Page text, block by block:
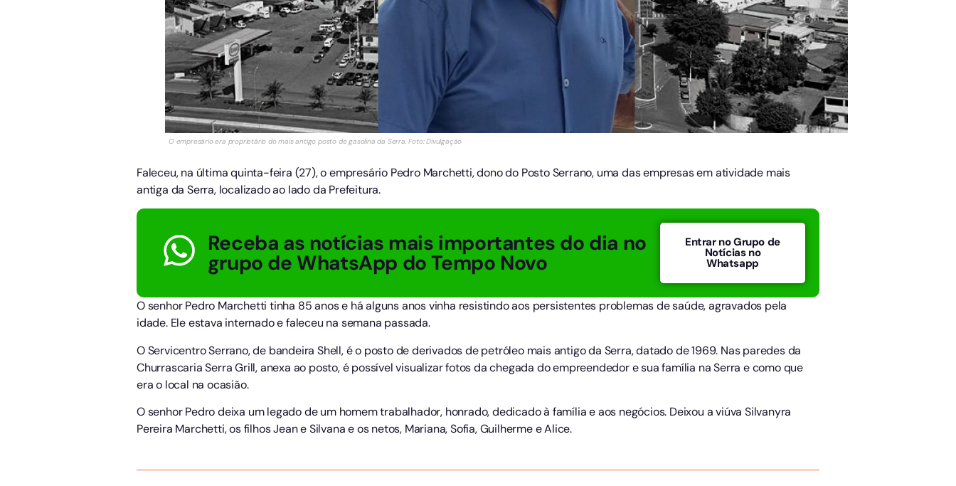
O empresário era proprietário do mais antigo posto de gasolina da Serra. Foto: Divulgação
Faleceu, na última quinta-feira (27), o empresário Pedro Marchetti, dono do Posto Serrano, uma das empresas em atividade mais
antiga da Serra, localizado ao lado da Prefeitura.
Receba as notícias mais importantes do dia no
grupo de WhatsApp do Tempo Novo
Entrar no Grupo de
Notícias no
Whatsapp
O senhor Pedro Marchetti tinha 85 anos e há alguns anos vinha resistindo aos persistentes problemas de saúde, agravados pela
idade. Ele estava internado e faleceu na semana passada.
O Servicentro Serrano, de bandeira Shell, é o posto de derivados de petróleo mais antigo da Serra, datado de 1969. Nas paredes da
Churrascaria Serra Grill, anexa ao posto, é possível visualizar fotos da chegada do empreendedor e sua família na Serra e como que
era o local na ocasião.
O senhor Pedro deixa um legado de um homem trabalhador, honrado, dedicado à família e aos negócios. Deixou a viúva Silvanyra
Pereira Marchetti, os filhos Jean e Silvana e os netos, Mariana, Sofia, Guilherme e Alice.